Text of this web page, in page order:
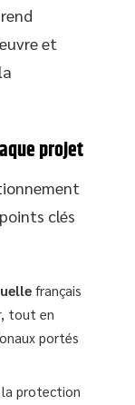
et
projet
clés
français
tout en
portés
protection